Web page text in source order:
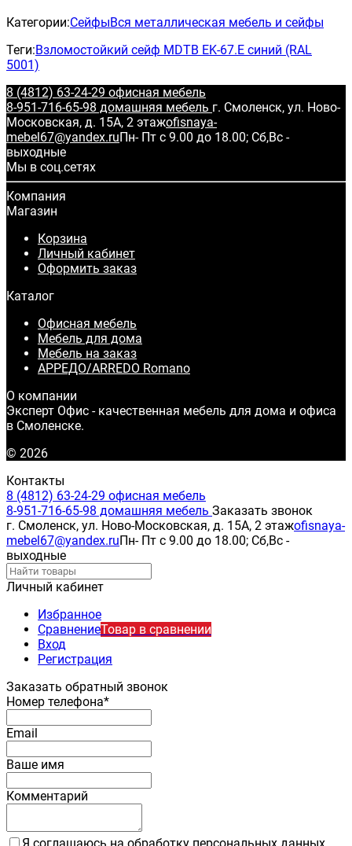
Категории:СейфыВся металлическая мебель и сейфы
Теги:Взломостойкий сейф MDTB EK-67.E синий (RAL
5001)
8 (4812) 63-24-29 офисная мебель
8-951-716-65-98 домашняя мебель г. Смоленск, ул. Ново-
Московская, д. 15А, 2 этажofisnaya-
mebel67@yandex.ruПн- Пт с 9.00 до 18.00; Сб,Вс -
выходные
Мы в соц.сетях
Компания
Магазин
Корзина
Личный кабинет
Оформить заказ
Каталог
Офисная мебель
Мебель для дома
Мебель на заказ
АРРЕДО/ARREDO Romano
О компании
Эксперт Офис - качественная мебель для дома и офиса
в Смоленске.
© 2026
Контакты
8 (4812) 63-24-29 офисная мебель
8-951-716-65-98 домашняя мебель Заказать звонок
г. Смоленск, ул. Ново-Московская, д. 15А, 2 этажofisnaya-
mebel67@yandex.ruПн- Пт с 9.00 до 18.00; Сб,Вс -
выходные
Личный кабинет
Избранное
СравнениеТовар в сравнении
Вход
Регистрация
Заказать обратный звонок
Номер телефона*
Email
Ваше имя
Комментарий
Я соглашаюсь на обработку персональных данных